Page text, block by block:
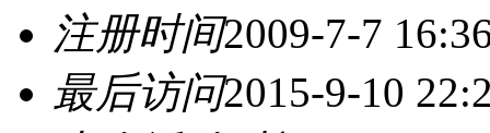
注册时间2009-7-7
最后访问2015-9-10